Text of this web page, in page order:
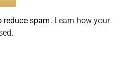
reduce spam. Learn how your
.